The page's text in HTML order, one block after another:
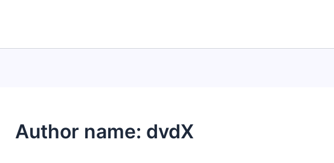
Author name: dvdX